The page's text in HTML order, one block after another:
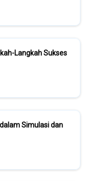
Langkah Sukses
Simulasi dan